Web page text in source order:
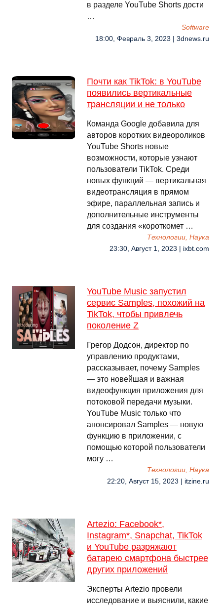
в разделе YouTube Shorts дости
…
Software
18:00, Февраль 3, 2023 | 3dnews.ru
Почти как TikTok: в YouTube
появились вертикальные
трансляции и не только
Команда Google добавила для
авторов коротких видеороликов
YouTube Shorts новые
возможности, которые узнают
пользователи TikTok. Среди
новых функций — вертикальная
видеотрансляция в прямом
эфире, параллельная запись и
дополнительные инструменты
для создания «короткомет …
Технологии, Наука
23:30, Август 1, 2023 | ixbt.com
YouTube Music запустил
сервис Samples, похожий на
TikTok, чтобы привлечь
поколение Z
Грегор Додсон, директор по
управлению продуктами,
рассказывает, почему Samples
— это новейшая и важная
видеофункция приложения для
потоковой передачи музыки.
YouTube Music только что
анонсировал Samples — новую
функцию в приложении, с
помощью которой пользователи
могу …
Технологии, Наука
22:20, Август 15, 2023 | itzine.ru
Artezio: Facebook*,
Instagram*, Snapchat, TikTok
и YouTube разряжают
батарею смартфона быстрее
других приложений
Эксперты Artezio провели
исследование и выяснили, какие